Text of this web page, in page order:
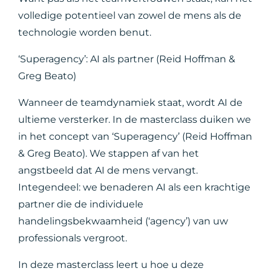
volledige potentieel van zowel de mens als de
technologie worden benut.
‘Superagency’: AI als partner (Reid Hoffman &
Greg Beato)
Wanneer de teamdynamiek staat, wordt AI de
ultieme versterker. In de masterclass duiken we
in het concept van ‘Superagency’ (Reid Hoffman
& Greg Beato). We stappen af van het
angstbeeld dat AI de mens vervangt.
Integendeel: we benaderen AI als een krachtige
partner die de individuele
handelingsbekwaamheid (‘agency’) van uw
professionals vergroot.
In deze masterclass leert u hoe u deze